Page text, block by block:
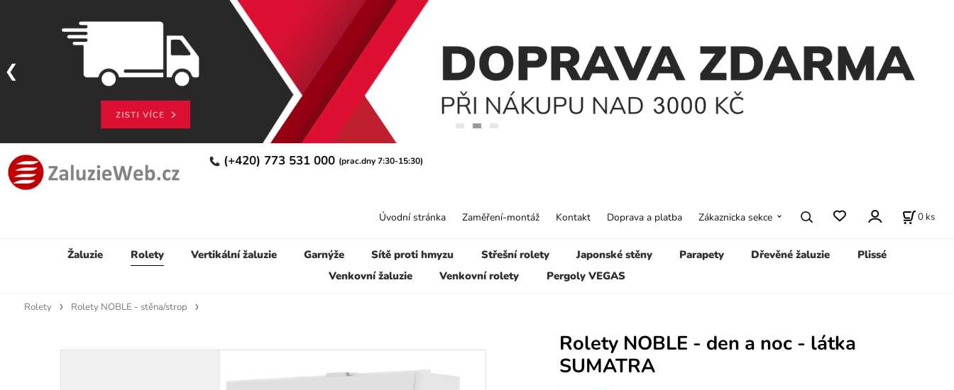
(+420) 773 531 000 (prac.dny 7:30-15:30)
Žaluzie Rolety Vertikální žaluzie Garnýže Sítě proti hmyzu Střešní rolety Japonské stěny Parapety Dřevěné žaluzie
Plissé
Venkovní žaluzie
Venkovní rolety Pergoly VEGAS
Úvodní stránka Zaměření-montáž Kontakt Doprava a platba Zákaznicka sekce 0 ks
Rolety Rolety NOBLE - stěna/strop
Rolety NOBLE - den a noc - látka
SUMATRA